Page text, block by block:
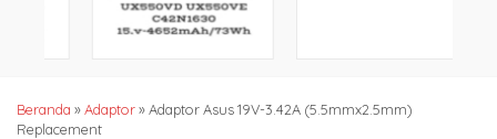
Beranda »Adaptor»Adaptor Asus 19V-3.42A (5.5mmx2.5mm)
Replacement